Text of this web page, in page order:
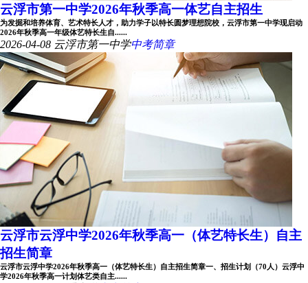
云浮市第一中学2026年秋季高一体艺自主招生
为发掘和培养体育、艺术特长人才，助力学子以特长圆梦理想院校，云浮市第一中学现启动
2026年秋季高一年级体艺特长生自......
2026-04-08 云浮市第一中学中考简章
云浮市云浮中学2026年秋季高一（体艺特长生）自主
招生简章
云浮市云浮中学2026年秋季高一（体艺特长生）自主招生简章一、招生计划（70人）云浮中
学2026年秋季高一计划体艺类自主......